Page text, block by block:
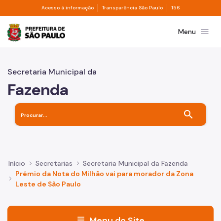
Pular para o Conteúdo principal
Acesso à informação Divisor de acesso à informação
Transparência São Paulo Divisor de
156
Prefeitura de São PauloMenu menu
Secretaria Municipal da
Fazenda
search
Início Secretarias
Secretaria Municipal da Fazenda
Prêmio da Nota do Milhão vai para morador da Zona
Leste de São Paulo
menu